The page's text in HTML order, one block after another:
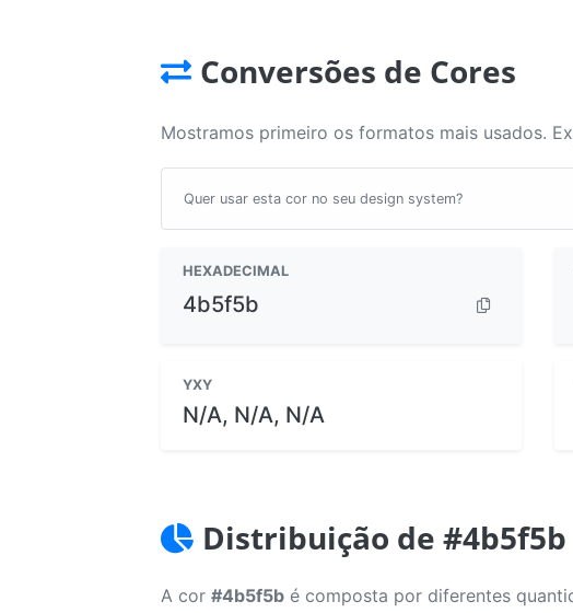
Conversões de Cores
Mostramos primeiro os formatos mais usados.
Quer usar esta cor no seu design system?
HEXADECIMAL
4b5f5b
YXY
N/A, N/A, N/A
Distribuição de #4b5f5b
A cor #4b5f5b é composta por diferentes